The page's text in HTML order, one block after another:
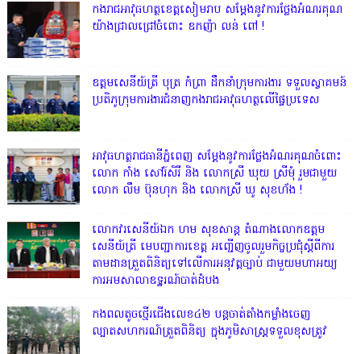
កងរាជអាវុធហត្ថខេត្តសៀមរាប សម្តែងនូវការថ្លែងអំណរគុណ
យ៉ាងជ្រាលជ្រៅចំពោះ ឧកញ៉ា លន់ ពៅ !
ឧត្តមសេនីយ៍ត្រី បុត្រ កំព្រា ដឹកនាំក្រុមការងារ ទទួលស្វាគមន៍
ប្រតិភូក្រុមការងារជំនាញកងរាជអាវុធហត្ថលើផ្ទៃប្រទេស
អាវុធហត្ថរាជធានីភ្នំពេញ សម្តែងនូវការថ្លែងអំណរគុណចំពោះ
លោក កាំង សៅរ៍សិរី និង លោកស្រី ឃុយ ស្រីមុំ រួមជាមួយ
លោក លឹម ប៊ុនហុក និង លោកស្រី ឃូ សុខហ័ង !
លោក​វរសេនីយ៍ឯក​ ហម​ សុខសាន្ត តំណាង​លោកឧត្តម
សេនីយ៍ត្រី មេបញ្ជាការ​ខេត្ត អញ្ជេីញចូលរួមកិច្ចប្រជុំស្ដីពីការ
តាមដានត្រួតពិនិត្យទៅលេីការអនុវត្តច្បាប់​ ជាមួយមហាអយ្យ
ការអមសាលាឧទ្ឋរណ៍បាត់ដំបង
កងពលតូចថ្មើរជើងលេខ៤២ បន្តចាត់តាំងកម្លាំងចេញ
ល្បាតសហករណ៍ត្រួតពិនិត្យ ក្នុងភូមិសាស្រ្តទទួលខុសត្រូវ